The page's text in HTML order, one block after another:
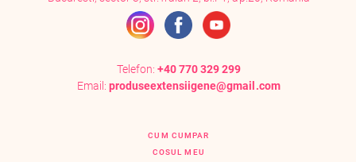
Telefon: +40 770 329 299
Email:produseextensiigene@gmail.com
CUM CUMPAR
COSUL MEU